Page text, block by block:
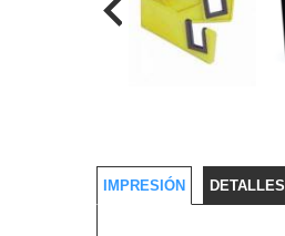
IMPRESIÓN DETALLES